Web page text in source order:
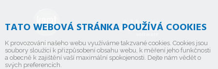
TATO WEBOVÁ STRÁNKA POUŽÍVÁ COOKIES
K provozování našeho webu využíváme takzvané cookies. Cookies jsou
soubory sloužící k přizpůsobení obsahu webu, k měření jeho funkčnosti
a obecně k zajištění vaší maximální spokojenosti. Dejte nám vědět o
svých preferencích.